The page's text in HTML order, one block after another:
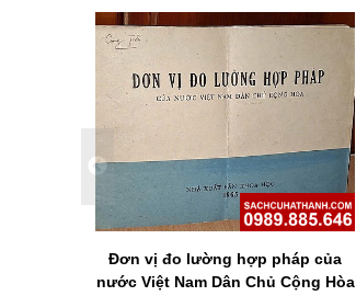
Đơn vị đo lường hợp pháp của
nước Việt Nam Dân Chủ Cộng Hòa